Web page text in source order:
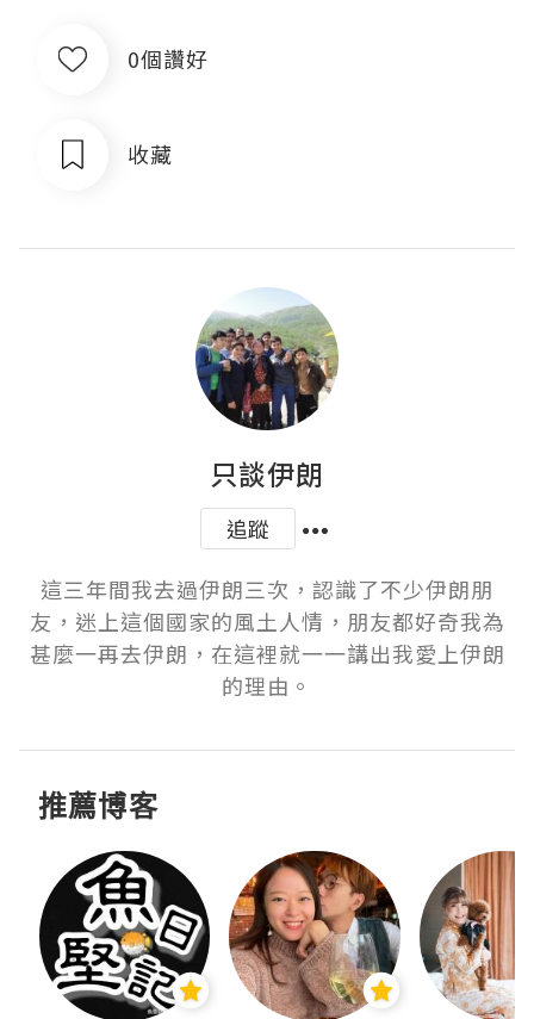
0個讚好
收藏
只談伊朗
追蹤
這三年間我去過伊朗三次，認識了不少伊朗朋
友，迷上這個國家的風土人情，朋友都好奇我為
甚麼一再去伊朗，在這裡就一一講出我愛上伊朗
的理由。
推薦博客